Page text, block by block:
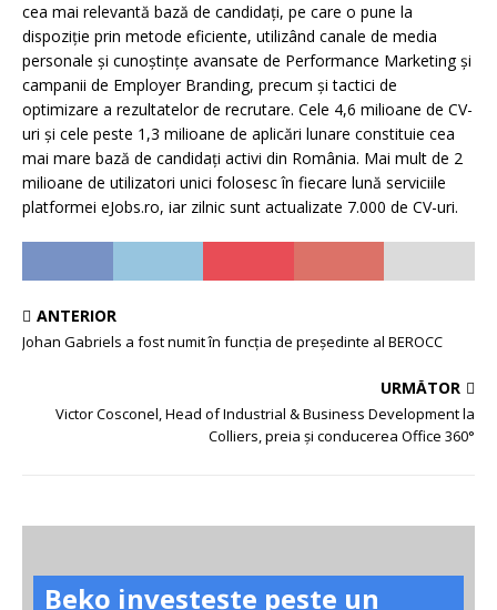
cea mai relevantă bază de candidați, pe care o pune la
dispoziție prin metode eficiente, utilizând canale de media
personale și cunoștințe avansate de Performance Marketing și
campanii de Employer Branding, precum și tactici de
optimizare a rezultatelor de recrutare. Cele 4,6 milioane de CV-
uri și cele peste 1,3 milioane de aplicări lunare constituie cea
mai mare bază de candidați activi din România. Mai mult de 2
milioane de utilizatori unici folosesc în fiecare lună serviciile
platformei eJobs.ro, iar zilnic sunt actualizate 7.000 de CV-uri.
ANTERIOR
Johan Gabriels a fost numit în funcţia de preşedinte al BEROCC
URMĂTOR
Victor Cosconel, Head of Industrial & Business Development la
Colliers, preia și conducerea Office 360°
Beko investește peste un